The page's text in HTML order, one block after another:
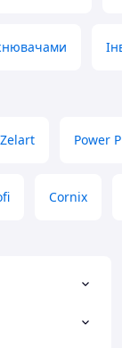
Ціна
Zelart Power
Cornix